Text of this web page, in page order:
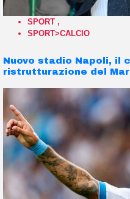
SPORT ,
SPORT>CALCIO
Nuovo stadio Napoli, il
ristrutturazione del